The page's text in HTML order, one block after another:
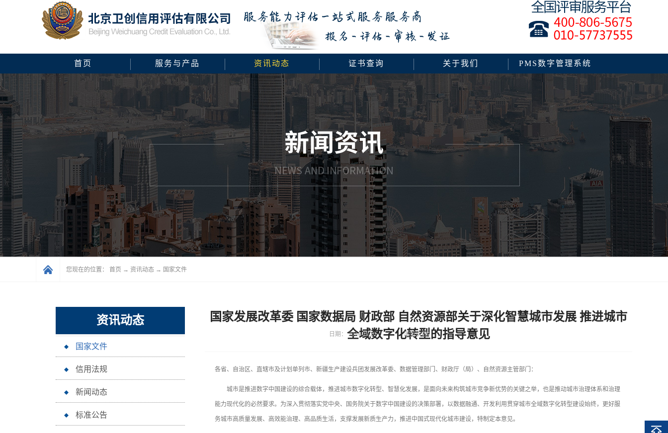
首页 服务与产品 资讯动态 证书查询 关于我们 PMS数字管理系统
您现在的位置： 首页 → 资讯动态 → 国家文件
资讯动态
国家文件
信用法规
新闻动态
标准公告
国家发展改革委 国家数据局 财政部 自然资源部关于深化智慧城市发展 推进城市
全域数字化转型的指导意见
日期： 2024-05-20 浏览次数：
各省、自治区、直辖市及计划单列市、新疆生产建设兵团发展改革委、数据管理部门、财政厅（局）、自然资源主管部门：
城市是推进数字中国建设的综合载体，推进城市数字化转型、智慧化发展，是面向未来构筑城市竞争新优势的关键之举，也是推动城市治理体系和治理
能力现代化的必然要求。为深入贯彻落实党中央、国务院关于数字中国建设的决策部署，以数据融通、开发利用贯穿城市全域数字化转型建设始终，更好服
务城市高质量发展、高效能治理、高品质生活，支撑发展新质生产力，推进中国式现代化城市建设，特制定本意见。